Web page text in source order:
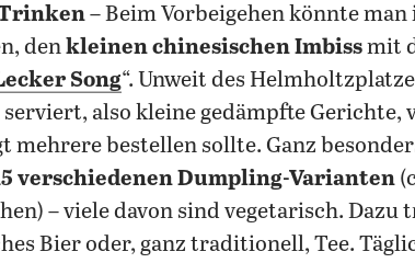
– Beim Vorbeigehen könnte man
denkleinen chinesischen Imbissmit
Song“. Unweit des
also kleine gedämpfte Gerichte,
mehrere bestellen sollte. Ganz
verschiedenen Dumpling-Varianten
– viele davon sind vegetarisch. Dazu
Bier oder, ganz traditionell, Tee.